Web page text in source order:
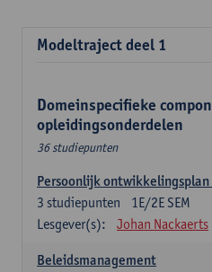
Modeltraject deel 1
Domeinspecifieke
opleidingsonderdelen
36 studiepunten
Persoonlijk ontwikkelingsplan
1E/2E SEM
3 studiepunten
Lesgever(s):
Johan Nackaerts
Beleidsmanagement